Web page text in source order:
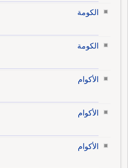
الكومة
الكومة
الأكوام
الأكوام
الأكوام